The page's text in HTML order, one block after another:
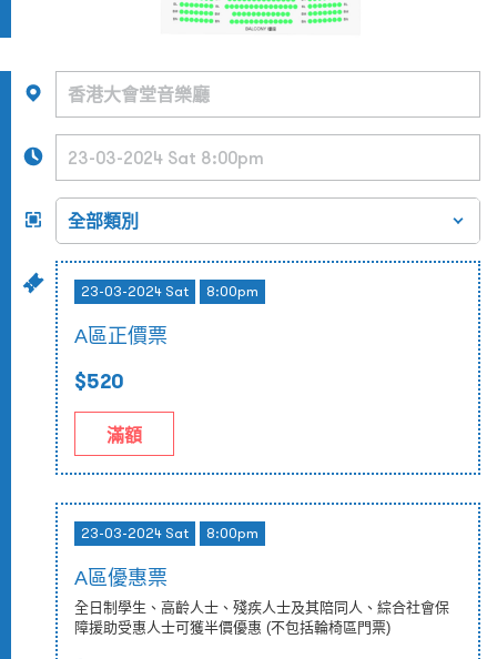
23-03-2024 Sat 8:00pm
A區正價票
$520
滿額
23-03-2024 Sat 8:00pm
A區優惠票
全日制學生、高齡人士、殘疾人士及其陪同人、綜合社會保
障援助受惠人士可獲半價優惠 (不包括輪椅區門票)